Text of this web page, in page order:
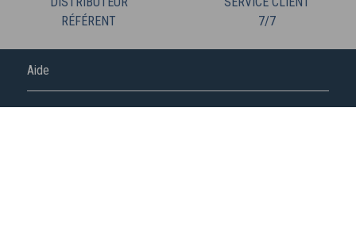
RÉFÉRENT
7/7
Aide